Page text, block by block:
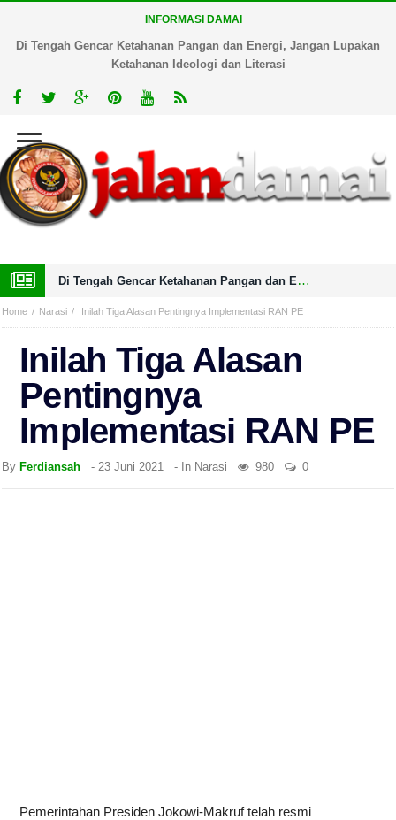
INFORMASI DAMAI
Di Tengah Gencar Ketahanan Pangan dan Energi, Jangan Lupakan
Ketahanan Ideologi dan Literasi
Di Tengah Gencar Ketahanan Pangan dan Energi, Jangan Lupakan Ketahanan Ideologi dan Literasi
Home Narasi Inilah Tiga Alasan Pentingnya Implementasi RAN PE
Inilah Tiga Alasan
Pentingnya
Implementasi RAN PE
By Ferdiansah - 23 Juni 2021 - In Narasi 980 0
Pemerintahan Presiden Jokowi-Makruf telah resmi